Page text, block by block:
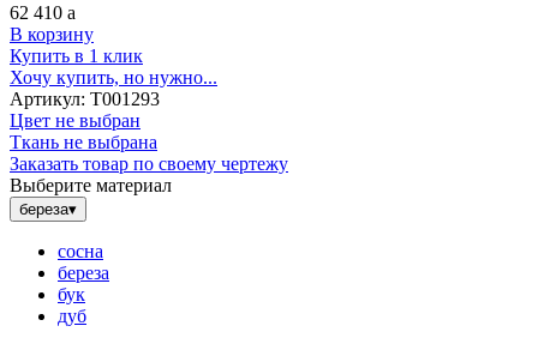
62 410 a
В корзину
Купить в 1 клик
Хочу купить, но нужно...
Артикул: Т001293
Цвет не выбран
Ткань не выбрана
Заказать товар по своему чертежу
Выберите материал
береза▾
сосна
береза
бук
дуб